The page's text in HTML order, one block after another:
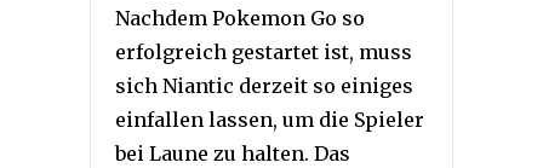
Nachdem Pokemon Go so
erfolgreich gestartet ist, muss
sich Niantic derzeit so einiges
einfallen lassen, um die Spieler
bei Laune zu halten. Das